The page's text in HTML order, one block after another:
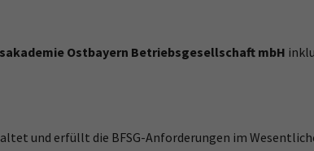
Ostbayern Betriebsgesellschaft mbH
und erfüllt die BFSG-Anforderungen im